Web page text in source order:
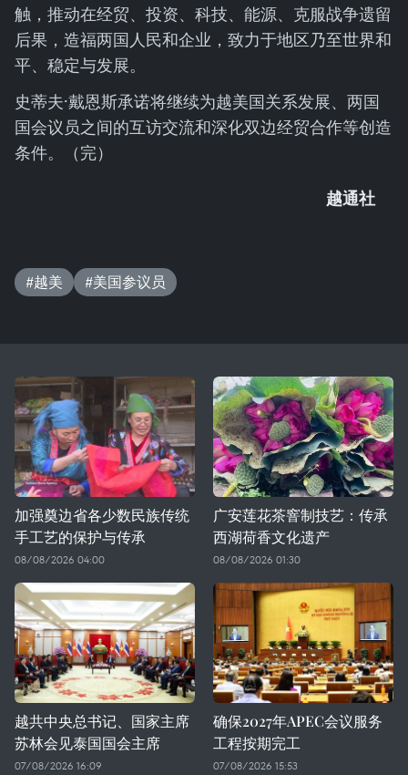
触，推动在经贸、投资、科技、能源、克服战争遗留
后果，造福两国人民和企业，致力于地区乃至世界和
平、稳定与发展。
史蒂夫·戴恩斯承诺将继续为越美国关系发展、两国
国会议员之间的互访交流和深化双边经贸合作等创造
条件。（完）
越通社
#越美 #美国参议员
加强奠边省各少数民族传统
手工艺的保护与传承
08/08/2026 04:00
广安莲花茶窨制技艺：传承
西湖荷香文化遗产
08/08/2026 01:30
越共中央总书记、国家主席
苏林会见泰国国会主席
07/08/2026 16:09
确保2027年APEC会议服务
工程按期完工
07/08/2026 15:53